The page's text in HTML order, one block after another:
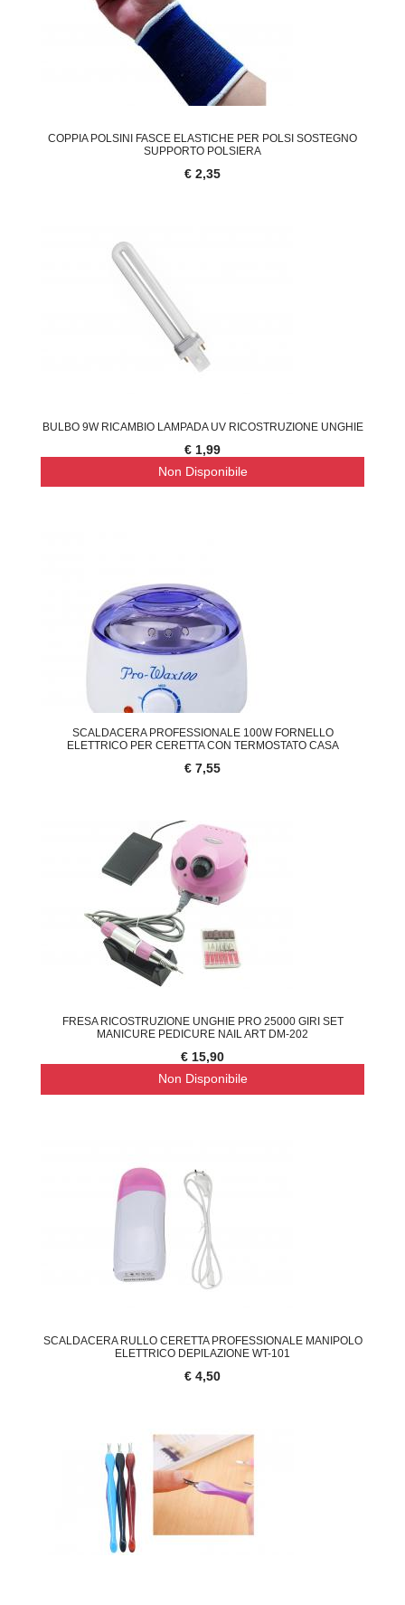
COPPIA POLSINI FASCE ELASTICHE PER POLSI SOSTEGNO
SUPPORTO POLSIERA
€ 2,35
BULBO 9W RICAMBIO LAMPADA UV RICOSTRUZIONE UNGHIE
€ 1,99
Non Disponibile
SCALDACERA PROFESSIONALE 100W FORNELLO
ELETTRICO PER CERETTA CON TERMOSTATO CASA
€ 7,55
FRESA RICOSTRUZIONE UNGHIE PRO 25000 GIRI SET
MANICURE PEDICURE NAIL ART DM-202
€ 15,90
Non Disponibile
SCALDACERA RULLO CERETTA PROFESSIONALE MANIPOLO
ELETTRICO DEPILAZIONE WT-101
€ 4,50